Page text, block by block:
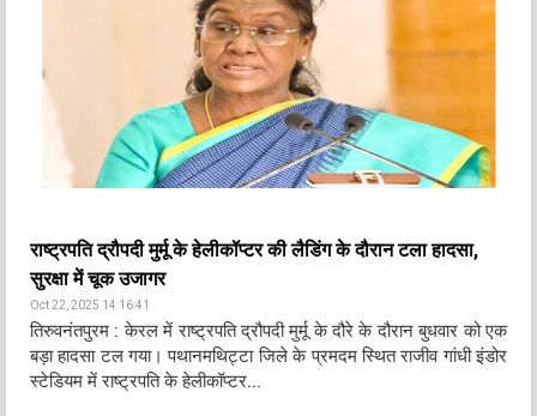
राष्ट्रपति द्रौपदी मुर्मू के हेलीकॉप्टर की लैडिंग के दौरान टला हादसा,
सुरक्षा में चूक उजागर
Oct 22, 2025 14:16:41
तिरुवनंतपुरम : केरल में राष्ट्रपति द्रौपदी मुर्मू के दौरे के दौरान बुधवार को एक
बड़ा हादसा टल गया। पथानमथिट्टा जिले के प्रमदम स्थित राजीव गांधी इंडोर
स्टेडियम में राष्ट्रपति के हेलीकॉप्टर...